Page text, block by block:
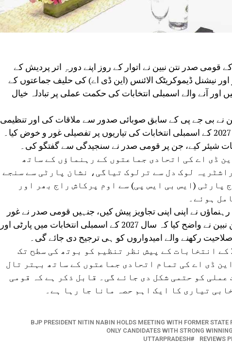
کے قومی صدر نتن نبین نے اتوار کے روز اپنے دورہِ اتر پردیش کے
نیشنل ڈیموکریٹک الائنس (این ڈی اے) کی حلیف جماعتوں کے
اور آنے والے اسمبلی انتخابات کی حکمت عملی پر تبادلہ خیال
نے بی جے پی کے سابق صوبائی صدور سے ملاقات کی اور تنظیمی
تجربات، تنظیمی مضبوطی اور سال 2027 کے اسمبلی انتخابات کی تیاریوں پر تفصیلی غور و خوض کیا۔
شیئر کیے، جن پر قومی صدر نے سنجیدگی سے گفتگو کی۔
ڈی اے کی اتحادی جماعتوں کے رہنماؤں کے ساتھ
لوک دل سے ترلوک تیاگی، نشان پارٹی سے سنجے
پارٹی (ایس بی ایس پی) سے اوم پرکاش راج بھر اور
ہوئے۔
نے اپنی اپنی تجاویز پیش کیں، جنہیں قومی صدر نے غور
سے سنا۔ ذرائع کے مطابق، مسٹر نتن نبین نے واضح کیا کہ سال 2027 کے اسمبلی انتخابات میں پارٹی اور
رکھنے والے امیدواروں کو ہی ترجیح دی جائے گی۔
بی جے پی قیادت کا ماننا ہے کہ 2027 کے انتخابات کے پیش نظر تنظیم کو بوتھ کی سطح تک
ڈی اے کی تمام اتحادی جماعتوں کے ساتھ بہتر تال
کو حتمی شکل دی جائے گی۔ قابل ذکر ہے کہ قومی
تیاری کا ایک اہم حصہ مانا جا رہا ہے۔
BJP PRESIDENT NITIN NABIN HOLDS MEETING WITH FORMER STATE
ONLY CANDIDATES WITH STRONG
REVIEWS
UTTARPRADESH